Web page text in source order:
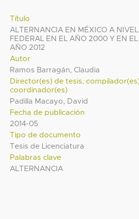
Título
ALTERNANCIA EN MÉXICO A NIVEL
FEDERAL EN EL AÑO 2000 Y EN EL
AÑO 2012
Autor
Ramos Barragán, Claudia
Director(es) de tesis,
coordinador(es)
Padilla Macayo, David
Fecha de publicación
2014-05
Tipo de documento
Tesis de Licenciatura
Palabras clave
ALTERNANCIA